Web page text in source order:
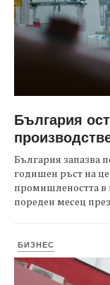
България
България запазва
годишен ръст на
промишлеността в
пореден месец
БИЗНЕС